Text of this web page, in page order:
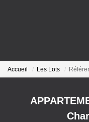
Accueil Les Lots